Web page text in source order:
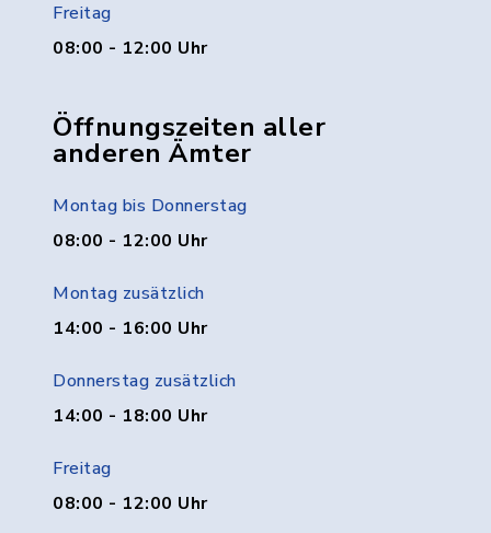
Freitag
08:00 - 12:00 Uhr
Öffnungszeiten aller
anderen Ämter
Montag bis Donnerstag
08:00 - 12:00 Uhr
Montag zusätzlich
14:00 - 16:00 Uhr
Donnerstag zusätzlich
14:00 - 18:00 Uhr
Freitag
08:00 - 12:00 Uhr